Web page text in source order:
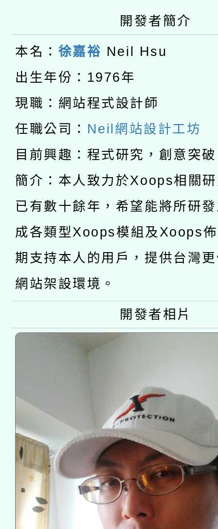
師專業成長研習實施
方素養工作坊新北場」
「族語學習班」招生簡
文教學共融平台-教案
件」活動簡章
有關大陸委員會函釋公
薪期間赴陸應申請許可
轉知經濟部水利署委託
業技術研究院辦理「
用水績優單位及節水達
動」
115年8月22日(星期六
桃園市孔廟祈福系列
開 智慧啟航」
2026年桃園地景藝術
「2026桃園藝術巡演
關事宜
轉知教育部國民及學前
國立臺灣師範大學辦理
年度健康促進學校輔導
業成長研習」實施計畫
函轉國家教育研究院中
原住民族教育政策研討
族教育國際趨勢與發展
轉知教育部國民及學前
新北市政府教育局辦理
師專業成長研習實施計
方素養工作坊新北場」
函轉國立臺灣師範大學
族語言臺北學習中心
「族語學習班」招生簡
轉知有關國立成功大學
文教學共融平台-教案
件」活動簡章
開發者簡介
本名： 徐嘉裕 Neil Hsu
出生年份：1976年
現職：網站程式設計師
任職公司： Neil網站設計工坊
目前興趣：程式研究，創意突
簡介：本人致力於Xoops相關
已有數十餘年，希望能將所研
成各類型Xoops模組及Xoops
期支持本人的用戶，提供台灣
網站架設環境。
開發者相片